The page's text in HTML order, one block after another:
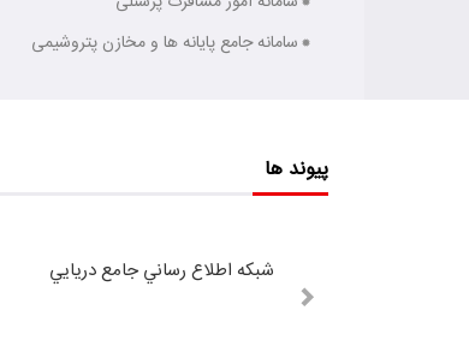
سامانه جامع پایانه ها و مخازن پتروشیمی
پیوند ها
شبكه اطلاع رساني جامع دريايي